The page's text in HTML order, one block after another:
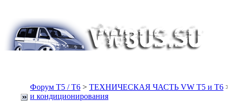
Форум Т5 / T6 > ТЕХНИЧЕСКАЯ ЧАСТЬ VW T5 и T6
и кондиционирования